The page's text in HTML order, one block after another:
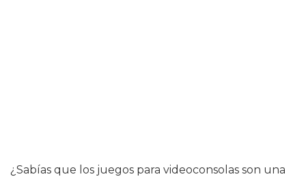
¿Sabías que los juegos para videoconsolas son una